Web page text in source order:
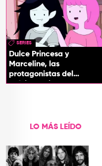
SERIES
Dulce Princesa y
Marceline, las
protagonistas del
próximo spin-off de 'Hora
LO MÁS LEÍDO